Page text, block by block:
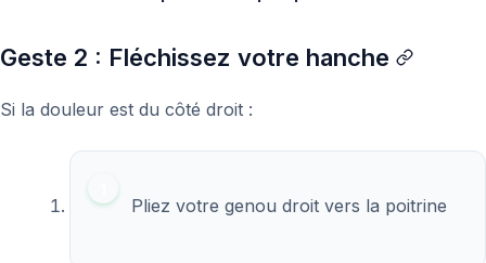
Geste 2 : Fléchissez votre hanche
Si la douleur est du côté droit :
Pliez votre genou droit vers la poitrine